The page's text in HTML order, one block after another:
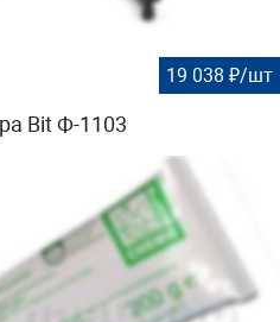
19 038 ₽/шт
Bit Ф-1103